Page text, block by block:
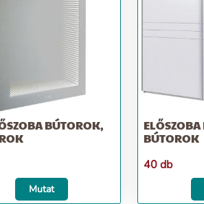
BÚTOROK,
Mutat
BÚTOROK
40 db